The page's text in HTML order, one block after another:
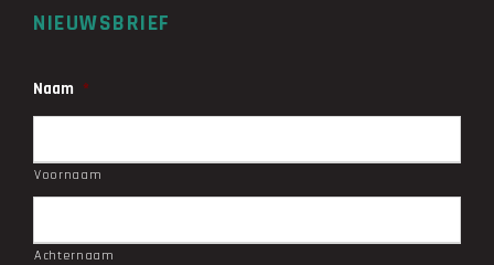
NIEUWSBRIEF
Naam *
Voornaam
Achternaam